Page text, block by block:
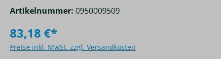
83,18 €*
Preise inkl. MwSt. zzgl. Versandkosten
Artikelnummer: 0950009509